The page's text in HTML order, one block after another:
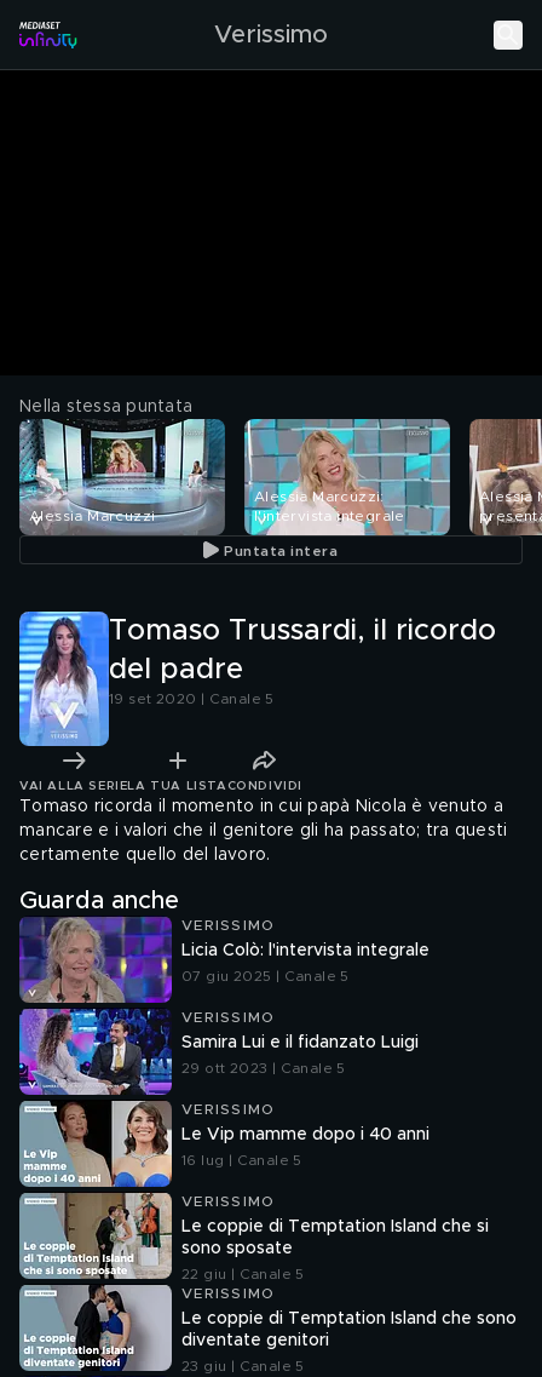
Verissimo
Nella stessa puntata
Alessia Marcuzzi
Alessia Marcuzzi:
l'intervista integrale
Alessia
Puntata intera
Tomaso Trussardi, il ricordo
del padre
19 set 2020 | Canale 5
VAI ALLA SERIE LA TUA LISTA CONDIVIDI
Tomaso ricorda il momento in cui papà Nicola è venuto a
mancare e i valori che il genitore gli ha passato; tra questi
certamente quello del lavoro.
Guarda anche
VERISSIMO
Licia Colò: l'intervista integrale
07 giu 2025 | Canale 5
VERISSIMO
Samira Lui e il fidanzato Luigi
29 ott 2023 | Canale 5
VERISSIMO
Le Vip mamme dopo i 40 anni
16 lug | Canale 5
VERISSIMO
Le coppie di Temptation Island che si
sono sposate
22 giu | Canale 5
VERISSIMO
Le coppie di Temptation Island che sono
diventate genitori
23 giu | Canale 5